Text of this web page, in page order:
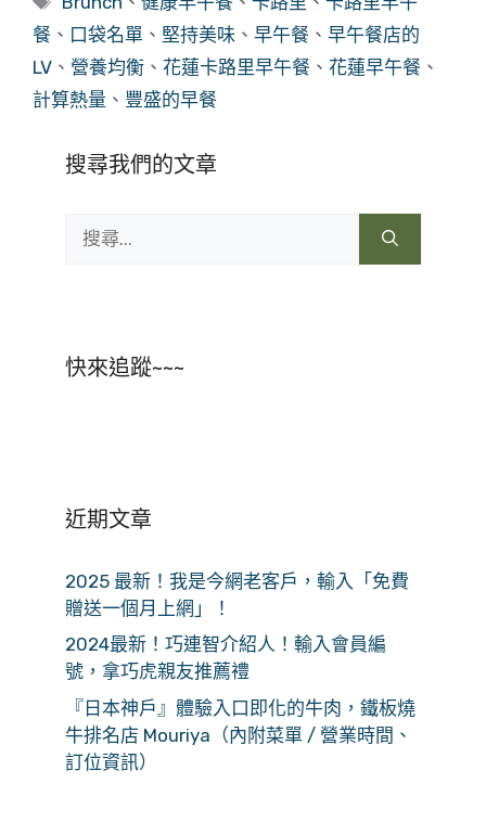
籤
餐 、 口袋名單 、 堅持美味 、 早午餐 、 早午餐店的
LV 、 營養均衡 、 花蓮卡路里早午餐 、 花蓮早午餐 、
計算熱量 、 豐盛的早餐
搜尋我們的文章
尋:
快來追蹤~~~
近期文章
2025 最新！我是今網老客戶，輸入「免費
贈送一個月上網」！
2024最新！巧連智介紹人！輸入會員編
號，拿巧虎親友推薦禮
『日本神戶』體驗入口即化的牛肉，鐵板燒
牛排名店 Mouriya（內附菜單 / 營業時間、
訂位資訊）